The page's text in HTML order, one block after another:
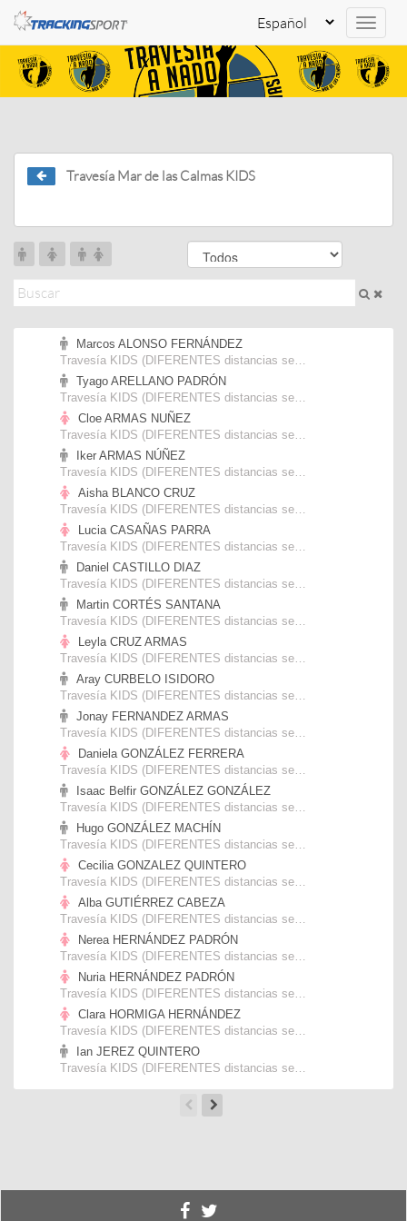
Toggle
Travesía Mar de las Calmas KIDS
Marcos ALONSO FERNÁNDEZ
Travesía KIDS (DIFERENTES distancias según EDAD)
Tyago ARELLANO PADRÓN
Travesía KIDS (DIFERENTES distancias según EDAD)
Cloe ARMAS NUÑEZ
Travesía KIDS (DIFERENTES distancias según EDAD)
Iker ARMAS NÚÑEZ
Travesía KIDS (DIFERENTES distancias según EDAD)
Aisha BLANCO CRUZ
Travesía KIDS (DIFERENTES distancias según EDAD)
Lucia CASAÑAS PARRA
Travesía KIDS (DIFERENTES distancias según EDAD)
Daniel CASTILLO DIAZ
Travesía KIDS (DIFERENTES distancias según EDAD)
Martin CORTÉS SANTANA
Travesía KIDS (DIFERENTES distancias según EDAD)
Leyla CRUZ ARMAS
Travesía KIDS (DIFERENTES distancias según EDAD)
Aray CURBELO ISIDORO
Travesía KIDS (DIFERENTES distancias según EDAD)
Jonay FERNANDEZ ARMAS
Travesía KIDS (DIFERENTES distancias según EDAD)
Daniela GONZÁLEZ FERRERA
Travesía KIDS (DIFERENTES distancias según EDAD)
Isaac Belfir GONZÁLEZ GONZÁLEZ
Travesía KIDS (DIFERENTES distancias según EDAD)
Hugo GONZÁLEZ MACHÍN
Travesía KIDS (DIFERENTES distancias según EDAD)
Cecilia GONZALEZ QUINTERO
Travesía KIDS (DIFERENTES distancias según EDAD)
Alba GUTIÉRREZ CABEZA
Travesía KIDS (DIFERENTES distancias según EDAD)
Nerea HERNÁNDEZ PADRÓN
Travesía KIDS (DIFERENTES distancias según EDAD)
Nuria HERNÁNDEZ PADRÓN
Travesía KIDS (DIFERENTES distancias según EDAD)
Clara HORMIGA HERNÁNDEZ
Travesía KIDS (DIFERENTES distancias según EDAD)
Ian JEREZ QUINTERO
Travesía KIDS (DIFERENTES distancias según EDAD)